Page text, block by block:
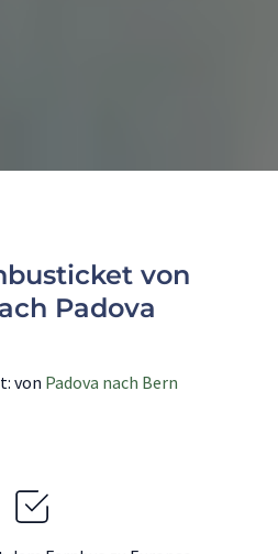
von
Padova
von Padova nach Bern